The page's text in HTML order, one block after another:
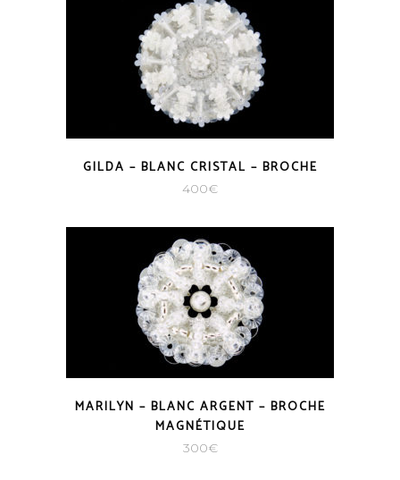
GILDA – BLANC CRISTAL – BROCHE
400€
MARILYN – BLANC ARGENT – BROCHE
MAGNÉTIQUE
300€